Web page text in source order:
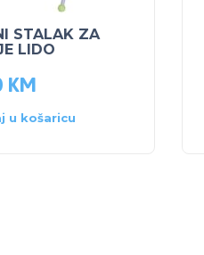
STALAK ZA
LIDO
KM
u košaricu